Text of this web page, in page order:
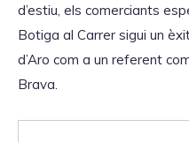
i
d’estiu, els comerciants
Botiga al Carrer sigui un
d’Aro com a un referent
Brava.